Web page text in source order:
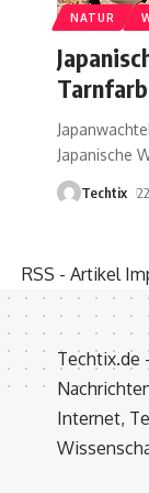
NATUR
Japanische
Techtix
RSS - Artikel
Techtix.de -
Internet,